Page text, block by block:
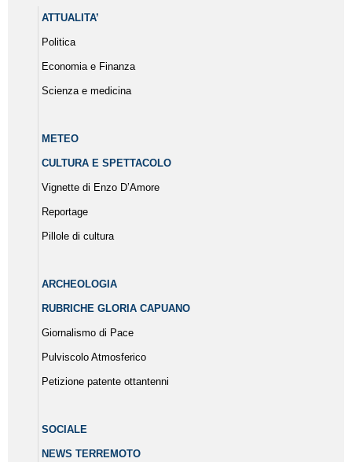
ATTUALITA’
Politica
Economia e Finanza
Scienza e medicina
METEO
CULTURA E SPETTACOLO
Vignette di Enzo D’Amore
Reportage
Pillole di cultura
ARCHEOLOGIA
RUBRICHE GLORIA CAPUANO
Giornalismo di Pace
Pulviscolo Atmosferico
Petizione patente ottantenni
SOCIALE
NEWS TERREMOTO